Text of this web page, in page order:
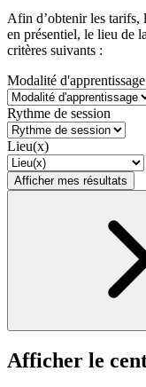
Afin d’obtenir les tarifs,
en présentiel, le lieu de
critères suivants :
Modalité d'apprentissage
Rythme de session
Lieu(x)
Afficher mes résultats
Afficher le